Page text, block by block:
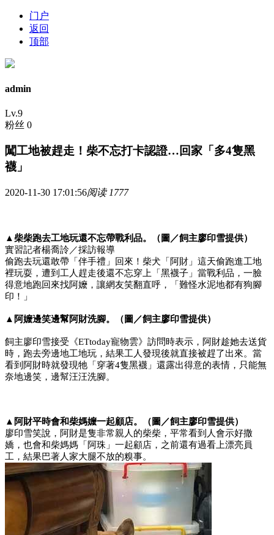
门户
返回
顶部
admin
Lv.9
粉丝 0
闖工地被趕走！柴不忘打卡認證…回家「多4隻黑
襪」
2020-11-30 17:01:56阅读 1777
▲柴柴跑去工地玩還不忘帶戰利品。（圖／飼主廖印雪提供）
實習記者楊喬詅／採訪報導
偷跑去玩還敢帶「伴手禮」回來！柴犬「阿財」這天偷跑進工地
裡玩耍，遭到工人趕走後還不忘穿上「黑襪子」當戰利品，一臉
得意地跑回來找阿嬤，讓網友笑翻直呼，「難怪水泥地都有狗腳
印！」
▲阿嬤邊笑邊幫阿財洗腳。（圖／飼主廖印雪提供）
飼主廖印雪接受《ETtoday寵物雲》訪問時表示，阿財趁她去送貨
時，跑去旁邊地工地玩，結果工人發現後就直接被趕了出來。當
看到阿財時就發現牠「穿著4隻黑襪」還露出得意的表情，只能無
奈地邊笑，邊幫汪汪洗腳。
▲阿財平時會和柴媽嬤一起顧店。（圖／飼主廖印雪提供）
廖印雪笑說，阿財是隻非常親人的柴柴，平常看到人會示好撒
嬌，也會和柴媽媽「阿珠」一起顧店，之前還有過看上漂亮員
工，結果巴著人家大腿不放的糗事。